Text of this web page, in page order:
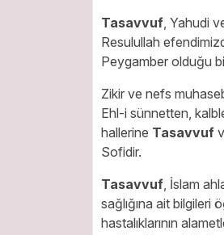
Tasavvuf, Yahudi
Resulullah
Peygamber olduğu
Zikir ve nefs
Ehl-i sünnetten,
hallerine Tasavvuf
Sofidir.
Tasavvuf, İslam
sağlığına ait bilgileri
hastalıklarının